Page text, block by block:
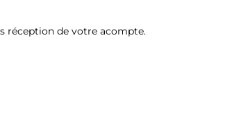
réception de votre acompte.